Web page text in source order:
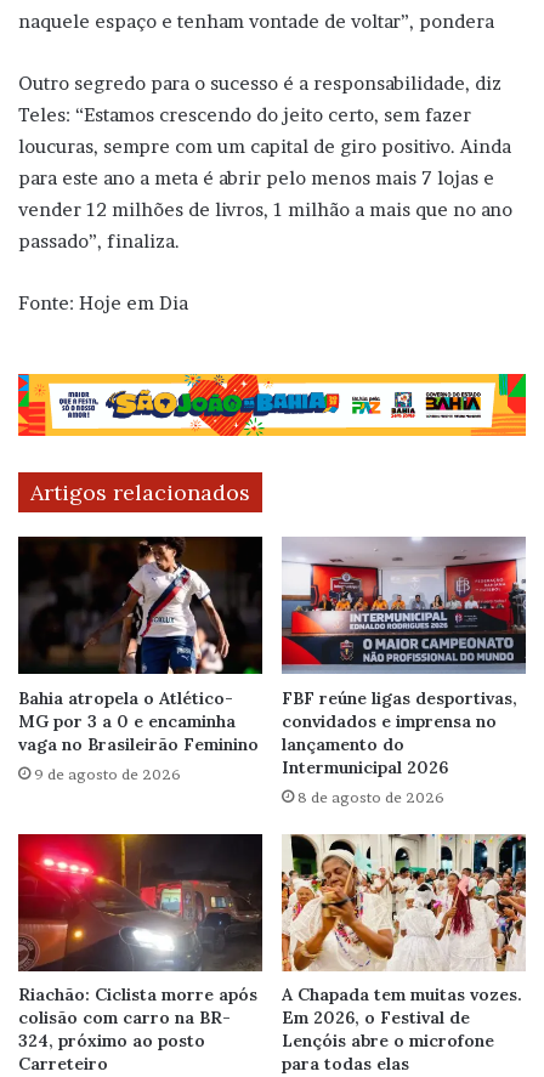
naquele espaço e tenham vontade de voltar”, pondera
Outro segredo para o sucesso é a responsabilidade, diz
Teles: “Estamos crescendo do jeito certo, sem fazer
loucuras, sempre com um capital de giro positivo. Ainda
para este ano a meta é abrir pelo menos mais 7 lojas e
vender 12 milhões de livros, 1 milhão a mais que no ano
passado”, finaliza.
Fonte: Hoje em Dia
Artigos relacionados
Bahia atropela o Atlético-
MG por 3 a 0 e encaminha
vaga no Brasileirão Feminino
9 de agosto de 2026
FBF reúne ligas desportivas,
convidados e imprensa no
lançamento do
Intermunicipal 2026
8 de agosto de 2026
Riachão: Ciclista morre após
colisão com carro na BR-
324, próximo ao posto
Carreteiro
A Chapada tem muitas vozes.
Em 2026, o Festival de
Lençóis abre o microfone
para todas elas